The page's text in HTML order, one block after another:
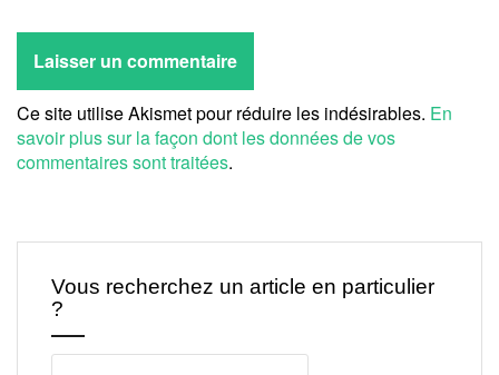
Ce site utilise Akismet pour réduire les indésirables. En
savoir plus sur la façon dont les données de vos
commentaires sont traitées.
Vous recherchez un article en particulier
?